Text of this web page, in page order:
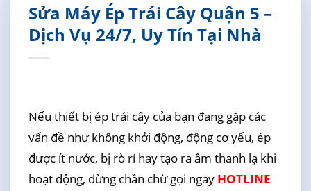
Sửa Máy Ép Trái Cây Quận 5 –
Dịch Vụ 24/7, Uy Tín Tại Nhà
Nếu thiết bị ép trái cây của bạn đang gặp các
vấn đề như không khởi động, động cơ yếu, ép
được ít nước, bị rò rỉ hay tạo ra âm thanh lạ khi
hoạt động, đừng chần chừ gọi ngay HOTLINE